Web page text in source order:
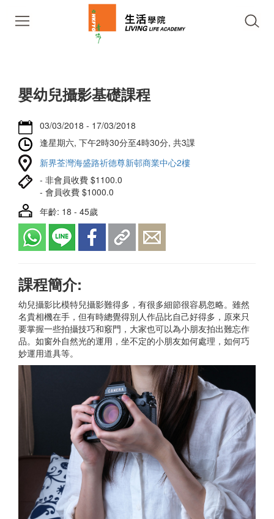
嬰幼兒攝影基礎課程
03/03/2018 - 17/03/2018
逢星期六, 下午2時30分至4時30分, 共3課
新界荃灣海盛路祈德尊新邨商業中心2樓
- 非會員收費 $1100.0
- 會員收費 $1000.0
年齡: 18 - 45歲
課程簡介:
幼兒攝影比模特兒攝影難得多，有很多細節很容易忽略。雖然
名貴相機在手，但有時總覺得別人作品比自己好得多，原來只
要掌握一些拍攝技巧和竅門，大家也可以為小朋友拍出難忘作
品。如窗外自然光的運用，坐不定的小朋友如何處理，如何巧
妙運用道具等。